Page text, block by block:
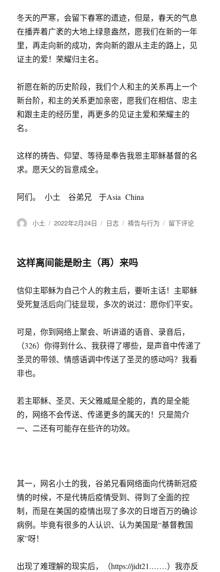
冬天的严寒，会留下春寒的遗迹，但是，春天的气息
在播弄着广袤的大地上绿意盎然，愿我们在新的一年
里，再走向新的成功，奔向新的跟从主走的路上，见
证主的爱！荣耀归主名。
祈愿在新的历史阶段，我们个人和主的关系再上一个
新台阶，和主的关系更加亲密，愿我们在相信、忠主
和跟主走的经历里，再更多的见证主爱和荣耀主的
名。
这样的祷告、仰望、等待是奉告我恩主耶稣基督的名
求。愿天父的旨意成全。
阿们。 小土 谷弟兄 于Asia China
作
小土
发
2022年2月24日
格
日志
分
祷告与行为
于
望
留下评论
这样离间能是盼主（再）来吗
信仰主耶稣为自己个人的救主后，要听主话！主耶稣
受死复活后向门徒显现，多次的说过：愿你们平安。
可是，你到网络上聚会、听讲道的语音、录音后，
（326）你得到什么、我获得了哪些，是声音中传递了
圣灵的带领、情感语调中传送了圣灵的感动吗？我看
非也。
若主耶稣、圣灵、天父雅威是全能的，真的是全能
的，网络不会传送、传递更多的属天的！只是简介
一、二还有可能存在些许的功效。
其一，网名小土的我，谷弟兄看网络面向代祷新冠疫
情的时候，不是代祷后疫情受到、得到了全面的控
制，而是在美国的疫情出现了多次的日增百万的确诊
病例。毕竟有很多的人认识、认为美国是“基督教国
家”呀！
出现了难理解的现实后，（https://jidt21.……）我亦反